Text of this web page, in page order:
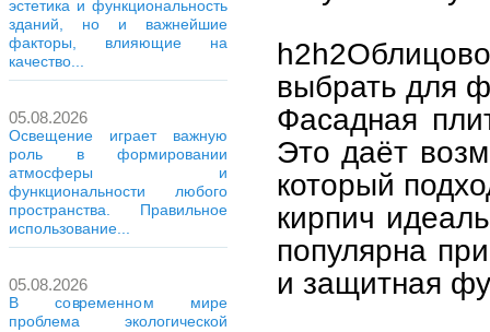
эстетика и функциональность
зданий, но и важнейшие
факторы, влияющие на
качество...
05.08.2026
Освещение играет важную
роль в формировании
атмосферы и
функциональности любого
пространства. Правильное
использование...
05.08.2026
В современном мире
проблема экологической
выбрать для
Фасадная
Это даёт
который
кирпич
популярна
и защитная